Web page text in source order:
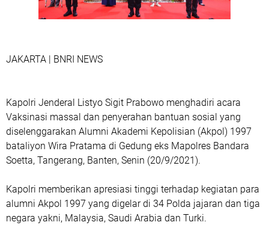
JAKARTA | BNRI NEWS
Kapolri Jenderal Listyo Sigit Prabowo menghadiri acara
Vaksinasi massal dan penyerahan bantuan sosial yang
diselenggarakan Alumni Akademi Kepolisian (Akpol) 1997
bataliyon Wira Pratama di Gedung eks Mapolres Bandara
Soetta, Tangerang, Banten, Senin (20/9/2021).
Kapolri memberikan apresiasi tinggi terhadap kegiatan para
alumni Akpol 1997 yang digelar di 34 Polda jajaran dan tiga
negara yakni, Malaysia, Saudi Arabia dan Turki.